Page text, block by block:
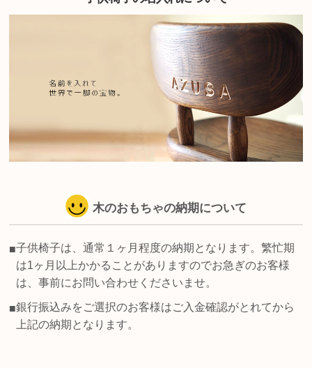
木のおもちゃの納期について
■子供椅子は、通常１ヶ月程度の納期となります。繁忙期
は1ヶ月以上かかることがありますのでお急ぎのお客様
は、事前にお問い合わせくださいませ。
■銀行振込みをご選択のお客様はご入金確認がとれてから
上記の納期となります。